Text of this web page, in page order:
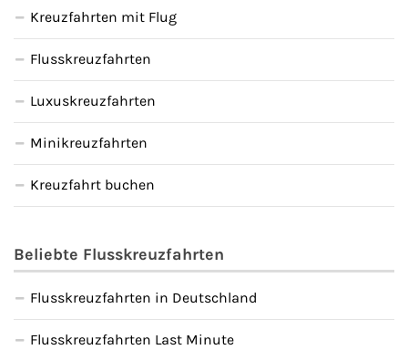
Kreuzfahrten mit Flug
Flusskreuzfahrten
Luxuskreuzfahrten
Minikreuzfahrten
Kreuzfahrt buchen
Beliebte Flusskreuzfahrten
Flusskreuzfahrten in Deutschland
Flusskreuzfahrten Last Minute